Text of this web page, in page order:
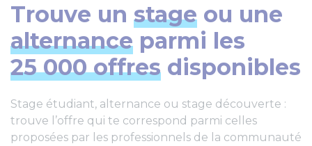
Trouve un stage ou une
alternance parmi les
25 000 offres disponibles
Stage étudiant, alternance ou stage découverte :
trouve l’offre qui te correspond parmi celles
proposées par les professionnels de la communauté